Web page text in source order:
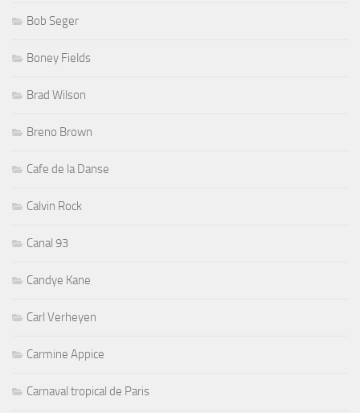
Bob Seger
Boney Fields
Brad Wilson
Breno Brown
Cafe de la Danse
Calvin Rock
Canal 93
Candye Kane
Carl Verheyen
Carmine Appice
Carnaval tropical de Paris